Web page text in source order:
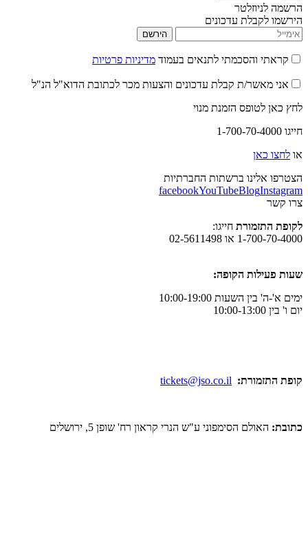
עדכונים
והסכמתי לתנאים בעמודמדיניות פרטיות
ת קבלת עדכונים והצעות מכר לכתובת הדוא"ל הנ"ל
הזמנת מנוי
ברשתות החברתיות
facebookYouTubeBlog
חייגו:
02-5611498
הקופה:
השעות 10:00-19:00
tickets@jso.co.il
הסימפוני ע"ש הנרי קראון רח' שופן 5, ירושלים